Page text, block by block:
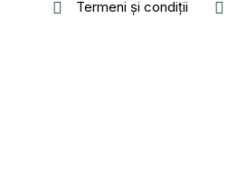
Termeni și condiții